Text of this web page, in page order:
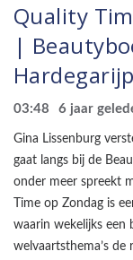
Quality
|
Hardegarijp
03:48 6 jaar
Gina Lissenburg
gaat langs bij de
onder meer spreekt
Time op Zondag is
waarin wekelijks een
welvaartsthema’s de